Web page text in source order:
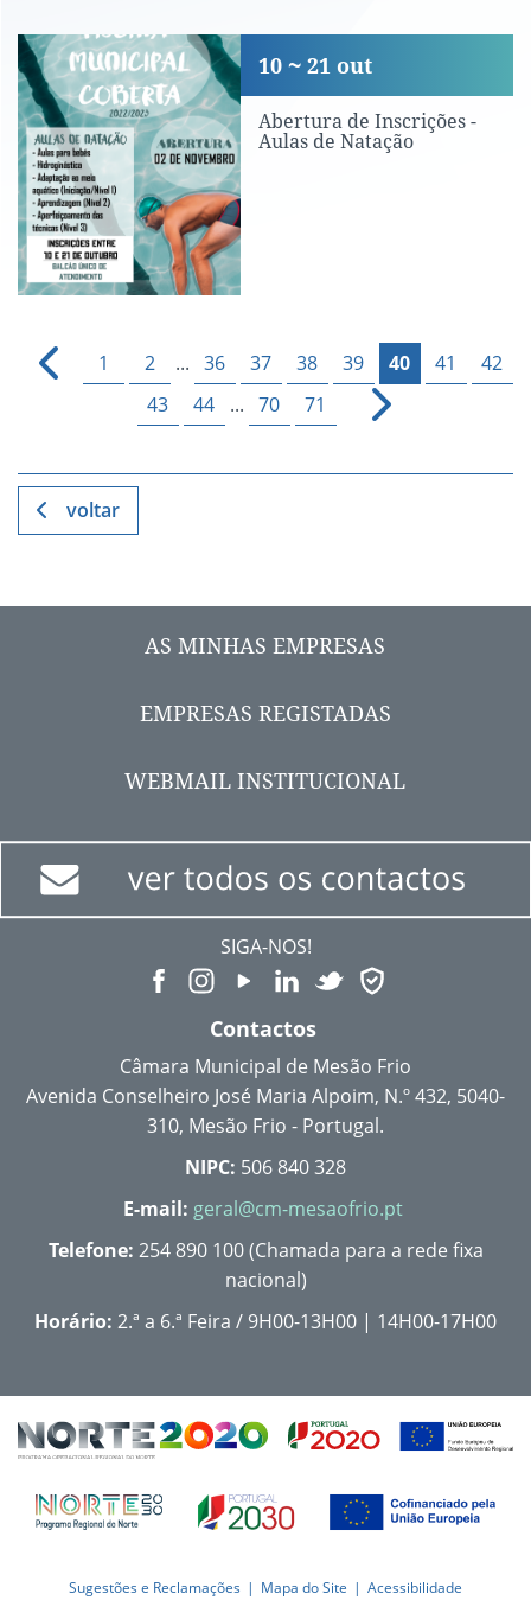
Abertura de Inscrições - Aulas de
Abertura de Inscrições -
Aulas de Natação
10 21 out
1 2 ... 36 37 38 39 40 41
42
43
44 ... 70 71
voltar
AS MINHAS EMPRESAS
EMPRESAS REGISTADAS
WEBMAIL INSTITUCIONAL
SIGA-NOS!
Contactos
Câmara Municipal de Mesão Frio
Avenida Conselheiro José Maria Alpoim, N.º 432, 5040-
310, Mesão Frio - Portugal.
NIPC: 506 840 328
E-mail: geral@cm-mesaofrio.pt
Telefone: 254 890 100 (Chamada para a rede fixa
nacional)
Horário: 2.ª a 6.ª Feira / 9H00-13H00 | 14H00-17H00
Sugestões e Reclamações Mapa do Site Acessibilidade